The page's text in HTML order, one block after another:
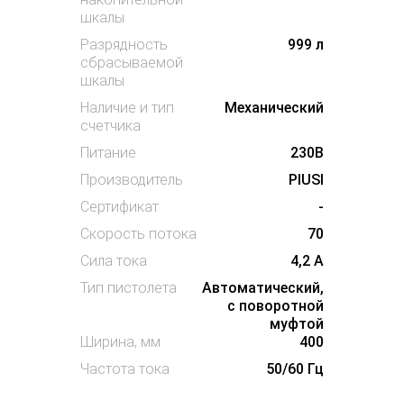
шкалы
Разрядность
сбрасываемой
шкалы
999 л
Наличие и тип
счетчика
Механический
Питание
230В
Производитель
PIUSI
Сертификат
-
Скорость потока
70
Сила тока
4,2 А
Тип пистолета
Автоматический,
с поворотной
муфтой
Ширина, мм
400
Частота тока
50/60 Гц